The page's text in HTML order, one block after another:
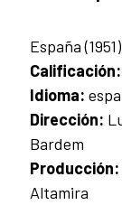
España
Calificación:
Idioma:
Dirección:
Bardem
Producción:
Altamira